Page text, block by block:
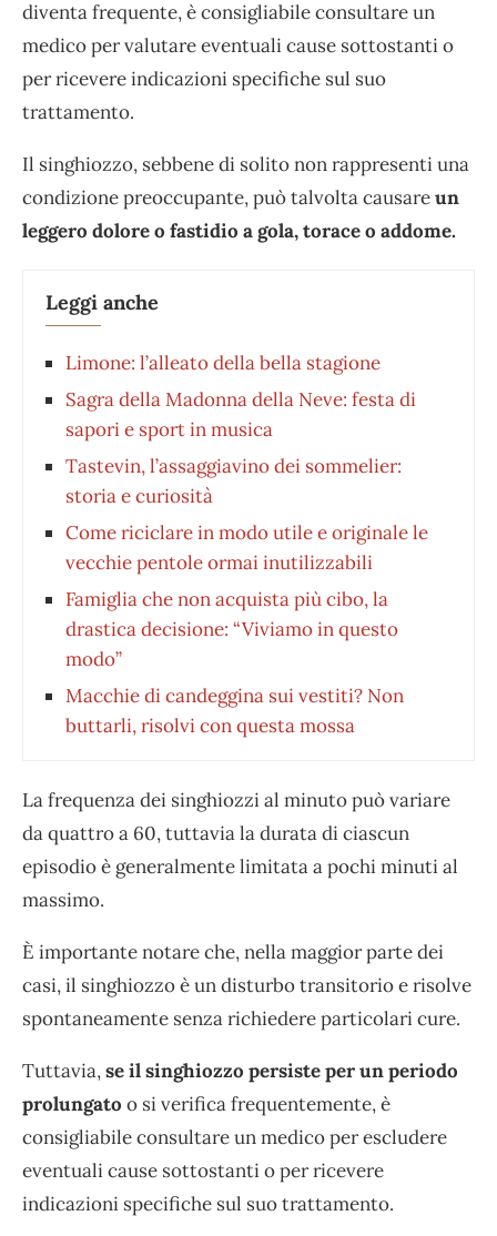
diventa frequente, è consigliabile consultare un
medico per valutare eventuali cause sottostanti o
per ricevere indicazioni specifiche sul suo
trattamento.
Il singhiozzo, sebbene di solito non rappresenti una
condizione preoccupante, può talvolta causareun
leggero dolore o fastidio a gola, torace o addome.
Leggi anche
Limone: l’alleato della bella stagione
Sagra della Madonna della Neve: festa di
sapori e sport in musica
Tastevin, l’assaggiavino dei sommelier:
storia e curiosità
Come riciclare in modo utile e originale le
vecchie pentole ormai inutilizzabili
Famiglia che non acquista più cibo, la
drastica decisione: “Viviamo in questo
modo”
Macchie di candeggina sui vestiti? Non
buttarli, risolvi con questa mossa
La frequenza dei singhiozzi al minuto può variare
da quattro a 60, tuttavia la durata di ciascun
episodio è generalmente limitata a pochi minuti al
massimo.
È importante notare che, nella maggior parte dei
casi, il singhiozzo è un disturbo transitorio e risolve
spontaneamente senza richiedere particolari cure.
Tuttavia,se il singhiozzo persiste per un periodo
prolungato o si verifica frequentemente, è
consigliabile consultare un medico per escludere
eventuali cause sottostanti o per ricevere
indicazioni specifiche sul suo trattamento.